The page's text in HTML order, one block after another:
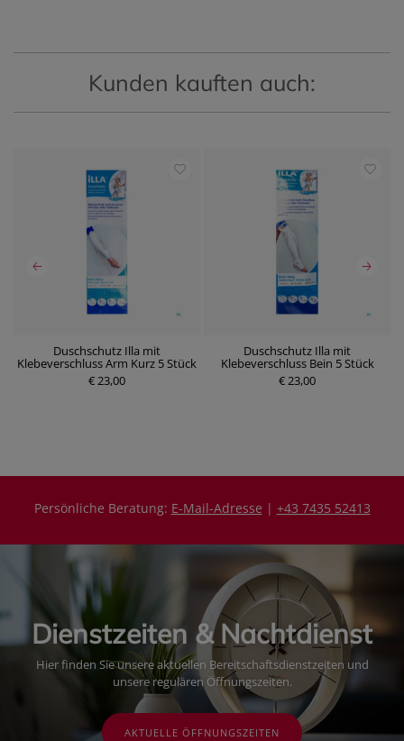
Kunden kauften auch:
Duschschutz Illa mit
Klebeverschluss Arm Kurz 5 Stück
€ 23,00
Duschschutz Illa mit
Klebeverschluss Bein 5 Stück
€ 23,00
Persönliche Beratung: E-Mail-Adresse | +43 7435 52413
Dienstzeiten & Nachtdienst
Hier finden Sie unsere aktuellen Bereitschaftsdienstzeiten und
unsere regulären Öffnungszeiten.
AKTUELLE ÖFFNUNGSZEITEN